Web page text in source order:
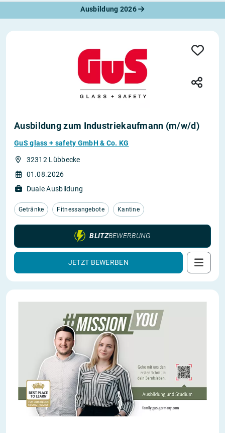
Ausbildung 2026
Ausbildung zum Industriekaufmann (m/w/d)
GuS glass + safety GmbH & Co. KG
32312 Lübbecke
01.08.2026
Duale Ausbildung
Getränke Fitnessangebote Kantine
BLITZBEWERBUNG
JETZT BEWERBEN